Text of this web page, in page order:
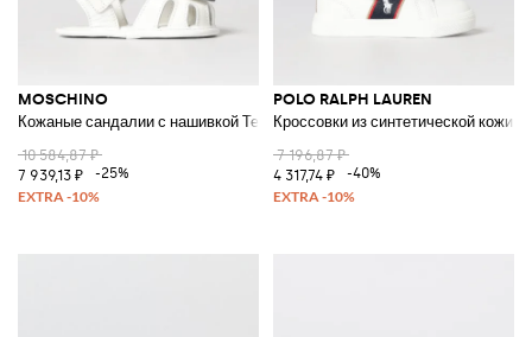
MOSCHINO
Кожаные сандалии с нашивкой Teddy
10 584,87 ₽
7 939,13 ₽
-25%
POLO RALPH LAUREN
Кроссовки из синтетической кожи
7 196,87 ₽
4 317,74 ₽
-40%